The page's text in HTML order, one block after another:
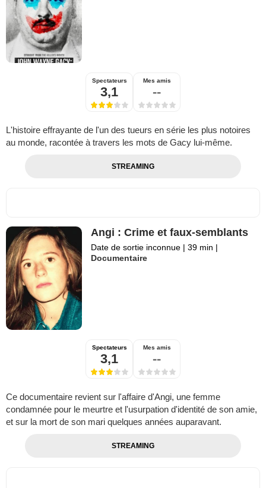
Spectateurs
3,1
Mes amis
--
L'histoire effrayante de l'un des tueurs en série les plus notoires
au monde, racontée à travers les mots de Gacy lui-même.
STREAMING
Angi : Crime et faux-semblants
Date de sortie inconnue | 39 min |
Documentaire
Spectateurs
3,1
Mes amis
--
Ce documentaire revient sur l'affaire d'Angi, une femme
condamnée pour le meurtre et l'usurpation d'identité de son amie,
et sur la mort de son mari quelques années auparavant.
STREAMING